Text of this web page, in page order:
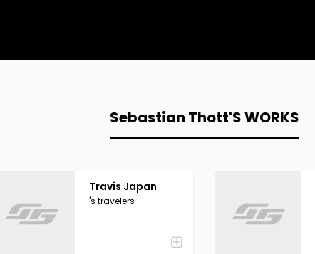
Sebastian Thott'S WORKS
Travis Japan
's travelers